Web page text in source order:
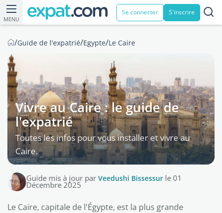
MENU
Se connecter S'inscrire
/Guide de l'expatrié/Egypte/Le Caire
Vivre au Caire : le guide de
l'expatrié
Toutes les infos pour vous installer et vivre au
Caire.
Guide mis à jour par Veedushi Bissessur le 01
Décembre 2025
Le Caire, capitale de l'Égypte, est la plus grande